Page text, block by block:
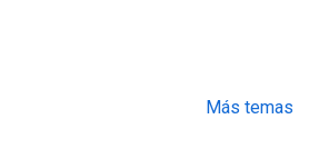
Más temas